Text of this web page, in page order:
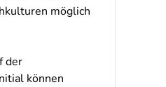
möglich
der
können